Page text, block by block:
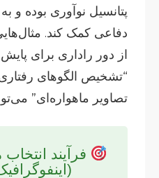
پتانسیل نوآوری بوده
دفاعی کمک کند.
از دور راداری برای
“تشخیص الگوهای
تصاویر ماهواره‌ای”
فرآیند